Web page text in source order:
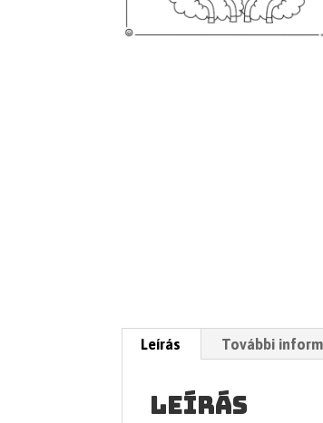
Leírás További
Leírás